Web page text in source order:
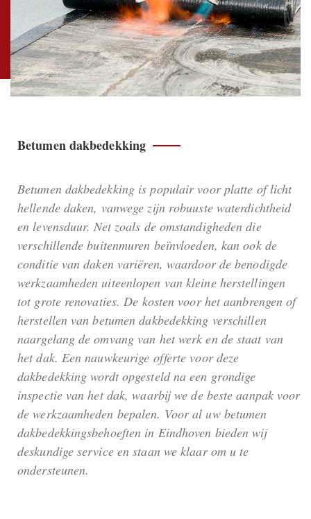
Betumen dakbedekking
Betumen dakbedekking is populair voor platte of licht
hellende daken, vanwege zijn robuuste waterdichtheid
en levensduur. Net zoals de omstandigheden die
verschillende buitenmuren beïnvloeden, kan ook de
conditie van daken variëren, waardoor de benodigde
werkzaamheden uiteenlopen van kleine herstellingen
tot grote renovaties. De kosten voor het aanbrengen of
herstellen van betumen dakbedekking verschillen
naargelang de omvang van het werk en de staat van
het dak. Een nauwkeurige offerte voor deze
dakbedekking wordt opgesteld na een grondige
inspectie van het dak, waarbij we de beste aanpak voor
de werkzaamheden bepalen. Voor al uw betumen
dakbedekkingsbehoeften in Eindhoven bieden wij
deskundige service en staan we klaar om u te
ondersteunen.